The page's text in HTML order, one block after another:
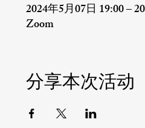
2024年5月07日 19:00 –
Zoom
分享本次活动